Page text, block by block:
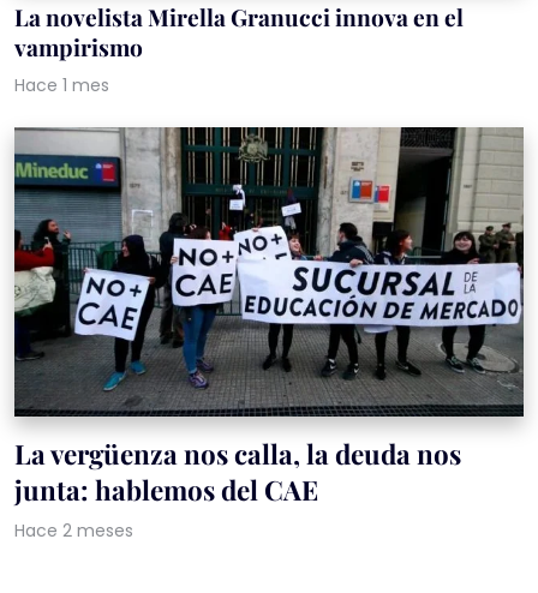
La novelista Mirella Granucci innova en el
vampirismo
Hace 1 mes
La vergüenza nos calla, la deuda nos
junta: hablemos del CAE
Hace 2 meses